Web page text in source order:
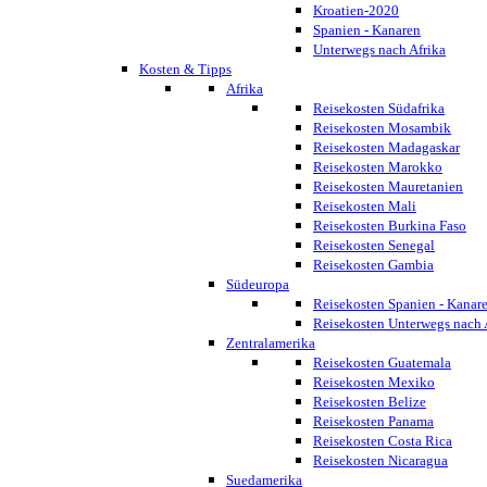
Kroatien-2020
Spanien - Kanaren
Unterwegs nach Afrika
Kosten & Tipps
Afrika
Reisekosten Südafrika
Reisekosten Mosambik
Reisekosten Madagaskar
Reisekosten Marokko
Reisekosten Mauretanien
Reisekosten Mali
Reisekosten Burkina Faso
Reisekosten Senegal
Reisekosten Gambia
Südeuropa
Reisekosten Spanien -
Reisekosten Unterwegs nach
Zentralamerika
Reisekosten Guatemala
Reisekosten Mexiko
Reisekosten Belize
Reisekosten Panama
Reisekosten Costa Rica
Reisekosten Nicaragua
Suedamerika